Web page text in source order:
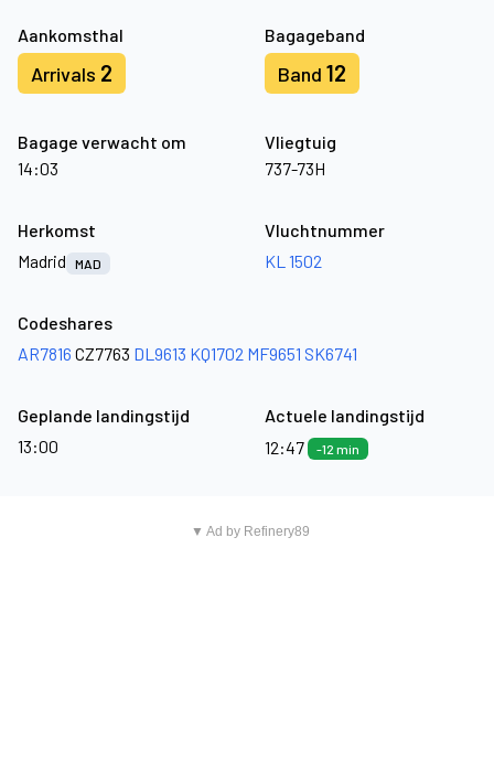
Aankomsthal
Arrivals 2
Bagageband
Band 12
Bagage verwacht om
14:03
Vliegtuig
737-73H
Herkomst
Madrid
MAD
Vluchtnummer
KL 1502
Codeshares
AR7816 CZ7763 DL9613 KQ1702 MF9651 SK6741
Geplande landingstijd
13:00
Actuele landingstijd
12:47
-12 min
▼ Ad by Refinery89